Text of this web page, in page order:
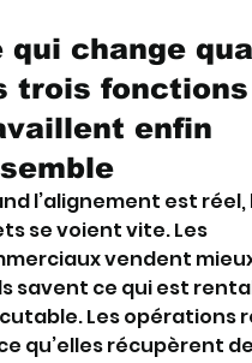
qui change
trois fonctions
enfin
l’alignement est réel,
se voient vite. Les
vendent
savent ce qui est
Les opérations
qu’elles récupèrent